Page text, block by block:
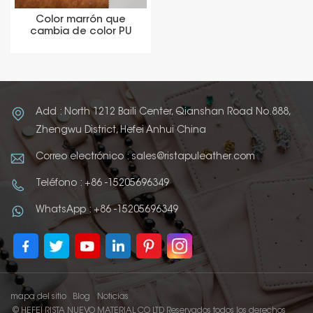
Color marrón que
cambia de color PU
Add : North 1212 Baili Center, Qianshan Road No.888,
Zhengwu District, Hefei Anhui China
Correo electrónico : sales@ristapuleather.com
Teléfono : +86 -15205696349
WhatsApp : +86 -15205696349
mapa del sitio Blog
Noticias
© HEFEI RISTA NUEVO MATERIAL CO LTD Reservados todos los derechos